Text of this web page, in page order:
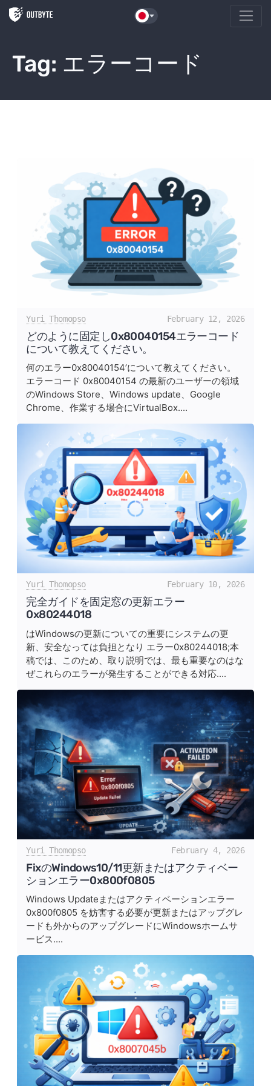
本文へスキップ
Tag: エラーコード
Yuri Thomopso February 12, 2026
どのように固定し0x80040154エラーコード
について教えてください。
何のエラー0x80040154’について教えてください。
エラーコード 0x80040154 の最新のユーザーの領域
のWindows Store、Windows update、Google
Chrome、作業する場合にVirtualBox....
Yuri Thomopso February 10, 2026
完全ガイドを固定窓の更新エラー
0x80244018
はWindowsの更新についての重要にシステムの更
新、安全なっては負担となり エラー0x80244018;本
稿では、このため、取り説明では、最も重要なのはな
ぜこれらのエラーが発生することができる対応....
Yuri Thomopso February 4, 2026
FixのWindows10/11更新またはアクティベー
ションエラー0x800f0805
Windows Updateまたはアクティベーションエラー
0x800f0805 を妨害する必要が更新またはアップグレ
ードも外からのアップグレードにWindowsホームサ
ービス....